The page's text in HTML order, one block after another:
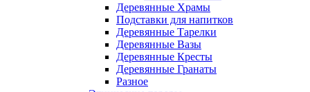
Деревянные Храмы
Подставки для напитков
Деревянные Тарелки
Деревянные Вазы
Деревянные Кресты
Деревянные Гранаты
Разное